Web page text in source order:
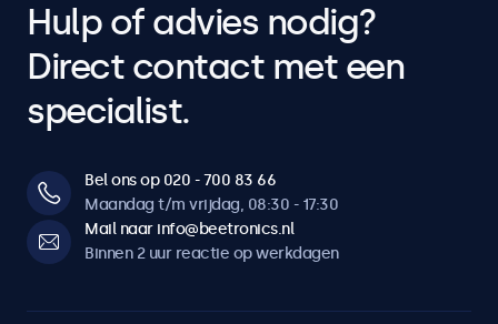
Hulp of advies nodig?
Direct contact met een
specialist.
Bel ons op 020 - 700 83 66
Maandag t/m vrijdag, 08:30 - 17:30
Mail naar info@beetronics.nl
Binnen 2 uur reactie op werkdagen